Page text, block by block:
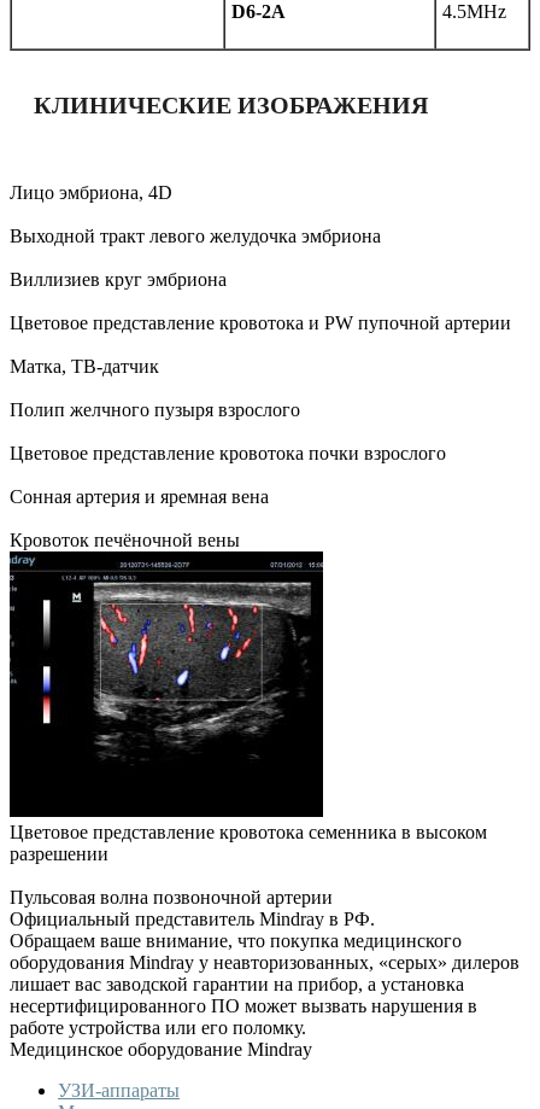
D6-2A 4.5MHz
КЛИНИЧЕСКИЕ ИЗОБРАЖЕНИЯ
Лицо эмбриона, 4D
Выходной тракт левого желудочка эмбриона
Виллизиев круг эмбриона
Цветовое представление кровотока и PW пупочной артерии
Матка, ТВ-датчик
Полип желчного пузыря взрослого
Цветовое представление кровотока почки взрослого
Сонная артерия и яремная вена
Кровоток печёночной вены
Цветовое представление кровотока семенника в высоком
разрешении
Пульсовая волна позвоночной артерии
Официальный представитель Mindray в РФ.
Обращаем ваше внимание, что покупка медицинского
оборудования Mindray у неавторизованных, «серых» дилеров
лишает вас заводской гарантии на прибор, а установка
несертифицированного ПО может вызвать нарушения в
работе устройства или его поломку.
Медицинское оборудование Mindray
УЗИ-аппараты